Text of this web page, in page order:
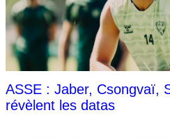
ASSE : Jaber, Csongvaï,
révèlent les datas